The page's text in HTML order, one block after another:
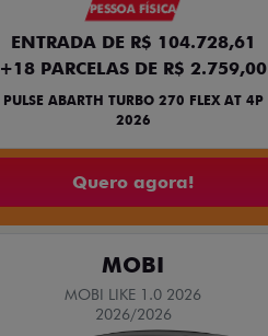
PESSOA FÍSICA
ENTRADA DE R$ 104.728,61
+18 PARCELAS DE R$ 2.759,00
PULSE ABARTH TURBO 270 FLEX AT 4P
2026
Quero agora!
MOBI
MOBI LIKE 1.0 2026
2026/2026